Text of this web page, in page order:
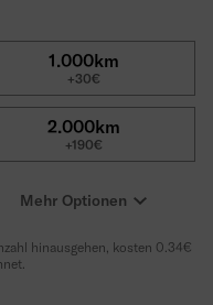
1.000km
+30€
2.000km
+190€
Mehr Optionen
hinausgehen, kosten 0.34€